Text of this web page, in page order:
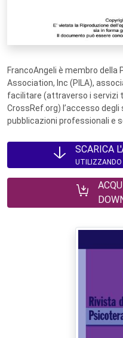
FrancoAngeli è membro della
Association, Inc (PILA),
facilitare (attraverso i servizi
CrossRef.org) l’accesso
pubblicazioni professionali e
SCARICA
UTILIZZANDO